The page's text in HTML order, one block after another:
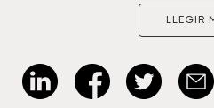
LLEGIR